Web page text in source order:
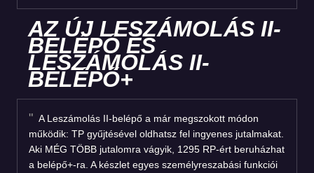
AZ ÚJ LESZÁMOLÁS II-
BELÉPŐ ÉS
LESZÁMOLÁS II-
BELÉPŐ+
A Leszámolás II-belépő a már megszokott módon
működik: TP gyűjtésével oldhatsz fel ingyenes jutalmakat.
Aki MÉG TÖBB jutalomra vágyik, 1295 RP-ért beruházhat
a belépő+-ra. A készlet egyes személyreszabási funkciói